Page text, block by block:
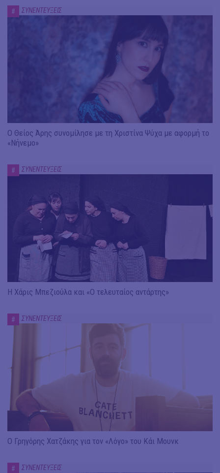
# ΣΥΝΕΝΤΕΥΞΕΙΣ
Ο Θείος Άρης συνομίλησε με τη Χριστίνα Ψύχα με αφορμή το
«Νήνεμο»
# ΣΥΝΕΝΤΕΥΞΕΙΣ
Η Χάρις Μπεζιούλα και «Ο τελευταίος αντάρτης»
# ΣΥΝΕΝΤΕΥΞΕΙΣ
Ο Γρηγόρης Χατζάκης για τον «Λόγο» του Κάι Μουνκ
# ΣΥΝΕΝΤΕΥΞΕΙΣ